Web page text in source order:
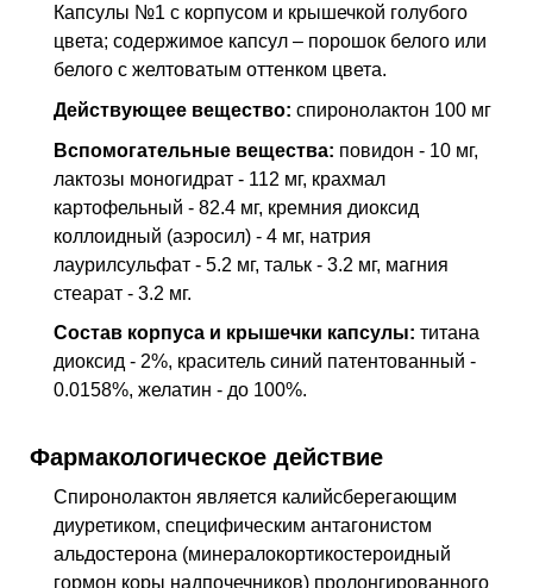
Капсулы №1 с корпусом и крышечкой голубого
цвета; содержимое капсул – порошок белого или
белого с желтоватым оттенком цвета.
Действующее вещество: спиронолактон 100 мг
Вспомогательные вещества: повидон - 10 мг,
лактозы моногидрат - 112 мг, крахмал
картофельный - 82.4 мг, кремния диоксид
коллоидный (аэросил) - 4 мг, натрия
лаурилсульфат - 5.2 мг, тальк - 3.2 мг, магния
стеарат - 3.2 мг.
Состав корпуса и крышечки капсулы: титана
диоксид - 2%, краситель синий патентованный -
0.0158%, желатин - до 100%.
Фармакологическое действие
Спиронолактон является калийсберегающим
диуретиком, специфическим антагонистом
альдостерона (минералокортикостероидный
гормон коры надпочечников) пролонгированного